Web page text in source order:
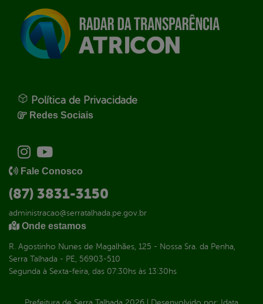
Política de Privacidade
Redes Sociais
Fale Conosco
(87) 3831-3150
administracao@serratalhada.pe.gov.br
Onde estamos
R. Agostinho Nunes de Magalhães, 125 - Nossa Sra. da Penha,
Serra Talhada - PE, 56903-510
Segunda à Sexta-feira, das 07:30hs às 13:30hs